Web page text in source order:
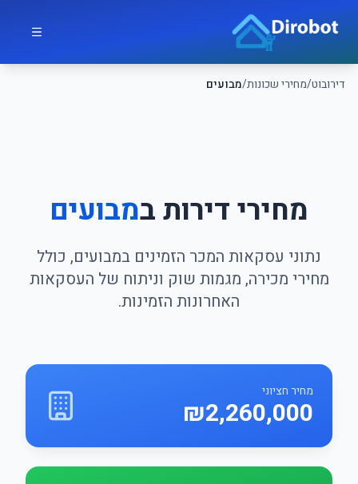
דירובוט/מחירי שכונות/מבועים
דירובוט
מחירי דירות במבועים
נתוני עסקאות המכר הזמינים במבועים, כולל
מחירי מכירה, מגמות שוק וניתוח של העסקאות
האחרונות הזמינות.
מחיר חציוני
₪2,260,000